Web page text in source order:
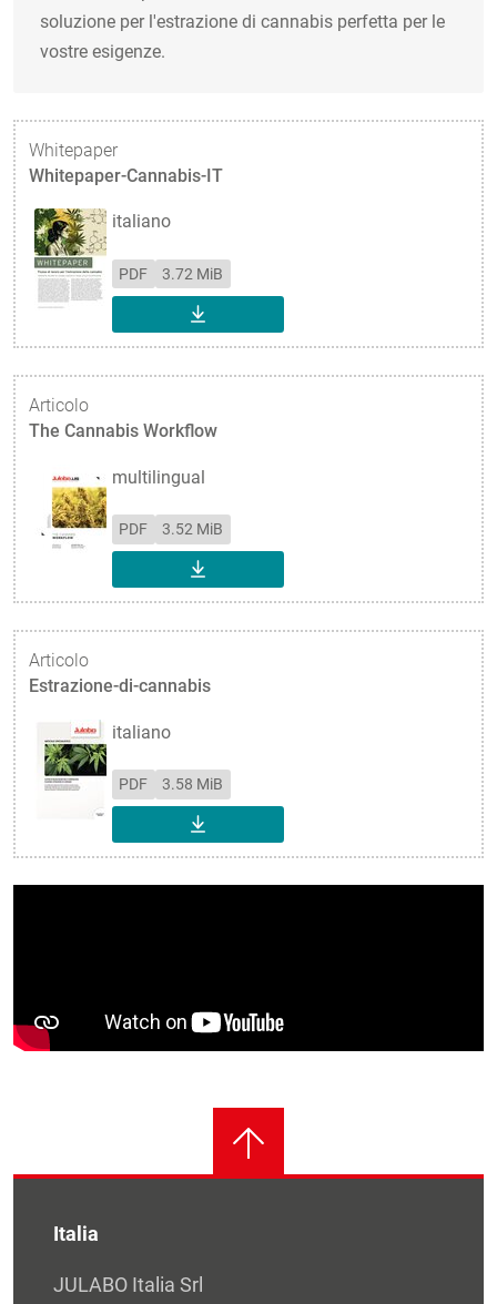
soluzione per l'estrazione di cannabis perfetta per le
vostre esigenze.
Whitepaper
Whitepaper-Cannabis-IT
italiano
PDF 3.72 MiB
SCARICA
Articolo
The Cannabis Workflow
multilingual
PDF 3.52 MiB
SCARICA
Articolo
Estrazione-di-cannabis
italiano
PDF 3.58 MiB
SCARICA
Italia
JULABO Italia Srl